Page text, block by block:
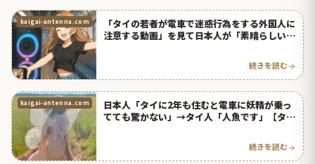
kaigai-antenna.com
「タイの若者が電車で迷惑行為をする外国人に
注意する動画」を見て日本人が「素晴らしい」
続きを読む
kaigai-antenna.com
日本人「タイに2年も住むと電車に妖精が乗っ
てても驚かない」→タイ人「人魚です」【タイ
続きを読む